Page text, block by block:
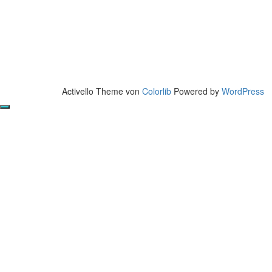
Activello Theme von Colorlib Powered by WordPress